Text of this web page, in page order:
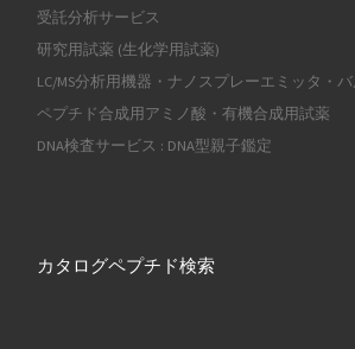
受託分析サービス
研究用試薬 (生化学用試薬)
LC/MS分析用機器・ナノスプレーエミッタ・
ペプチド合成用アミノ酸・有機合成用試薬
DNA検査サービス : DNA型親子鑑定
カタログペプチド検索